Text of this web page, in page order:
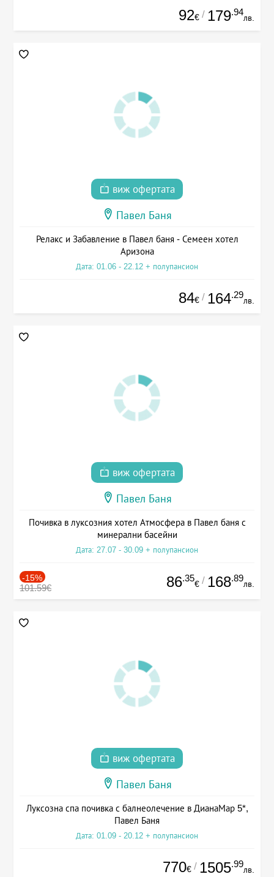
92€ / 179.94
лв.
виж офертата
Павел Баня
Релакс и Забавление в Павел баня - Семеен хотел
Аризона
Дата: 01.06 - 22.12 + полупансион
84€ / 164.29
лв.
виж офертата
Павел Баня
Почивка в луксозния хотел Атмосфера в Павел баня с
минерални басейни
Дата: 27.07 - 30.09 + полупансион
-15%
101.59€ 86.35
€ / 168.89
лв.
виж офертата
Павел Баня
Луксозна спа почивка с балнеолечение в ДианаМар 5*,
Павел Баня
Дата: 01.09 - 20.12 + полупансион
770€ / 1505.99
лв.